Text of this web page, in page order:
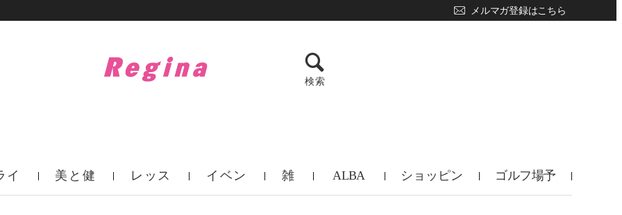
イ 美と健 レッス イベン 雑 ALBA ショッピン ゴルフ場予
メルマガ登録はこちら
検索